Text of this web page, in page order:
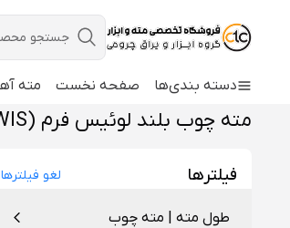
دسته بندی‌ها صفحه نخست مته
مته چوب بلند لوئیس فرم (FORM LEWIS) آلیاژ CV
فیلترها لغو فیلترها
طول مته | مته چوب